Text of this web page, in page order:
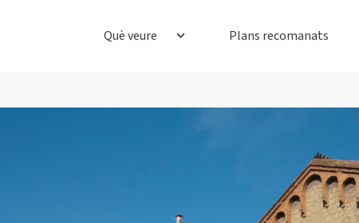
Què veure Plans recomanats